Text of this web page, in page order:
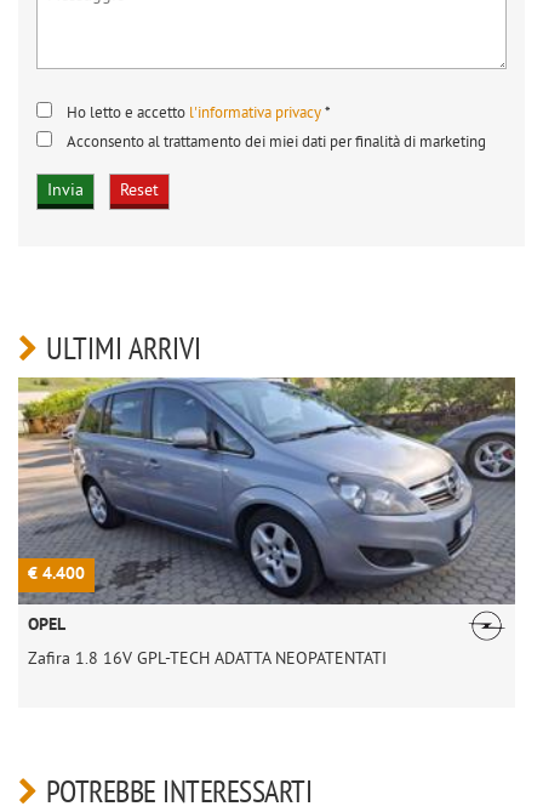
Ho letto e accetto l'informativa privacy*
Acconsento al trattamento dei miei dati per finalità di marketing
ULTIMI ARRIVI
€ 4.400
OPEL
Zafira 1.8 16V GPL-TECH ADATTA NEOPATENTATI
POTREBBE INTERESSARTI